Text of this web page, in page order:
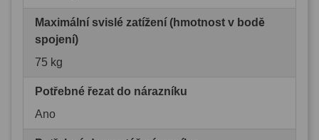
Maximální svislé zatížení (hmotnost v bodě
spojení)
75 kg
Potřebné řezat do nárazníku
Ano